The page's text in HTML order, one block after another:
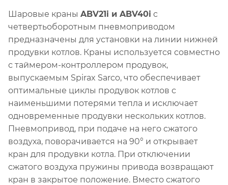
Шаровые краны ABV21i и ABV40i c
четвертьоборотным пневмоприводом
предназначены для установки на линии нижней
продувки котлов. Краны используется совместно
с таймером-контроллером продувок,
выпускаемым Spirax Sarco, что обеспечивает
оптимальные циклы продувок котлов с
наименьшими потерями тепла и исключает
одновременные продувки нескольких котлов.
Пневмопривод, при подаче на него сжатого
воздуха, поворачивается на 90° и открывает
кран для продувки котла. При отключении
сжатого воздуха пружины привода возвращают
кран в закрытое положение. Вместо сжатого